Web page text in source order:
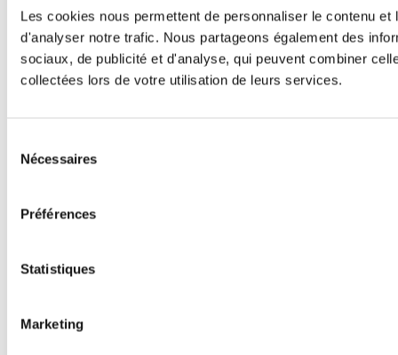
Les cookies nous permettent de personnaliser le contenu
d'analyser notre trafic. Nous partageons également des
sociaux, de publicité et d'analyse, qui peuvent combiner
collectées lors de votre utilisation de leurs services.
Nécessaires
Préférences
Statistiques
Marketing